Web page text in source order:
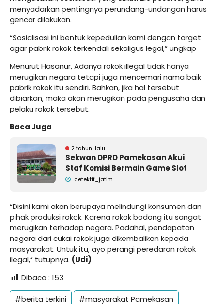
menyadarkan pentingnya perundang-undangan harus
gencar dilakukan.
“Sosialisasi ini bentuk kepedulian kami dengan target
agar pabrik rokok terkendali sekaligus legal,” ungkap
Menurut Hasanur, Adanya rokok illegal tidak hanya
merugikan negara tetapi juga mencemari nama baik
pabrik rokok itu sendiri. Bahkan, jika hal tersebut
dibiarkan, maka akan merugikan pada pengusaha dan
pelaku rokok tersebut.
Baca Juga
2 tahun lalu
Sekwan DPRD Pamekasan Akui
Staf Komisi Bermain Game Slot
detektif_jatim
“Disini kami akan berupaya melindungi konsumen dan
pihak produksi rokok. Karena rokok bodong itu sangat
merugikan terhadap negara. Padahal, pendapatan
negara dari cukai rokok juga dikembalikan kepada
masyarakat. Untuk itu, ayo perangi peredaran rokok
ilegal,” tutupnya. (Udi)
Dibaca : 153
#berita terkini
#masyarakat Pamekasan